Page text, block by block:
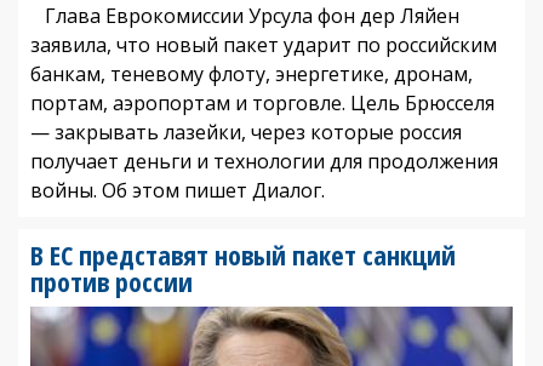
Глава Еврокомиссии Урсула фон дер Ляйен
заявила, что новый пакет ударит по российским
банкам, теневому флоту, энергетике, дронам,
портам, аэропортам и торговле. Цель Брюсселя
— закрывать лазейки, через которые россия
получает деньги и технологии для продолжения
войны. Об этом пишет Диалог.
В ЕС представят новый пакет санкций
против россии